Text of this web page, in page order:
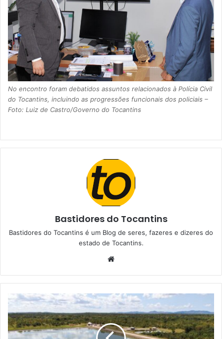
No encontro foram debatidos assuntos relacionados à Polícia Civil
do Tocantins, incluindo as progressões funcionais dos policiais –
Foto: Luiz de Castro/Governo do Tocantins
Bastidores do Tocantins
Bastidores do Tocantins é um Blog de seres, fazeres e dizeres do
estado de Tocantins.
b
s
t
e